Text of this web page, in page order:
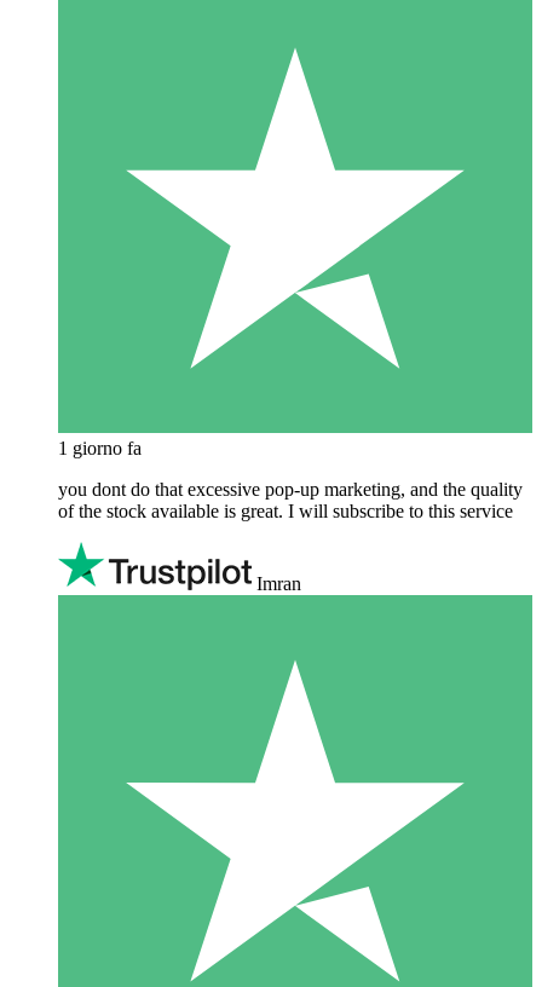
1 giorno fa
you dont do that excessive pop-up marketing, and the quality
of the stock available is great. I will subscribe to this service
Imran